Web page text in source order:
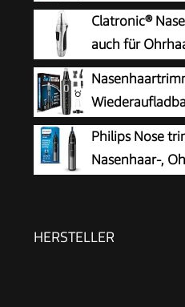
Ohrhaarschneider,
Schmerzloser Epilierer,
Gesichtshaarentferner
Clatronic®
auch für
Touch-
(abnehmbar) |
entfernen |
3 in 1 Set
Doppelschneideklingen,
schmerzfreier
Philips Nose
Nasenhaar-,
HERSTELLER